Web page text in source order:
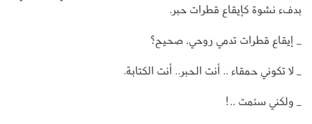
بدفء نشوة كإيقاع قطرات حبر.
_ إيقاع قطرات تدمي روحي، صحيح؟
_ لا تكوني حمقاء .. أنت الحبر.. أنت الكتابة.
_ ولكني سئمت ..!